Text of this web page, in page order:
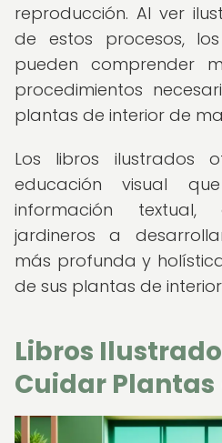
reproducción. Al ver
de estos procesos,
pueden comprender
procedimientos
plantas de interior de
Los libros ilustrados
educación visual
información
jardineros a
más profunda y
de sus plantas de
Libros
Cuidar Plantas